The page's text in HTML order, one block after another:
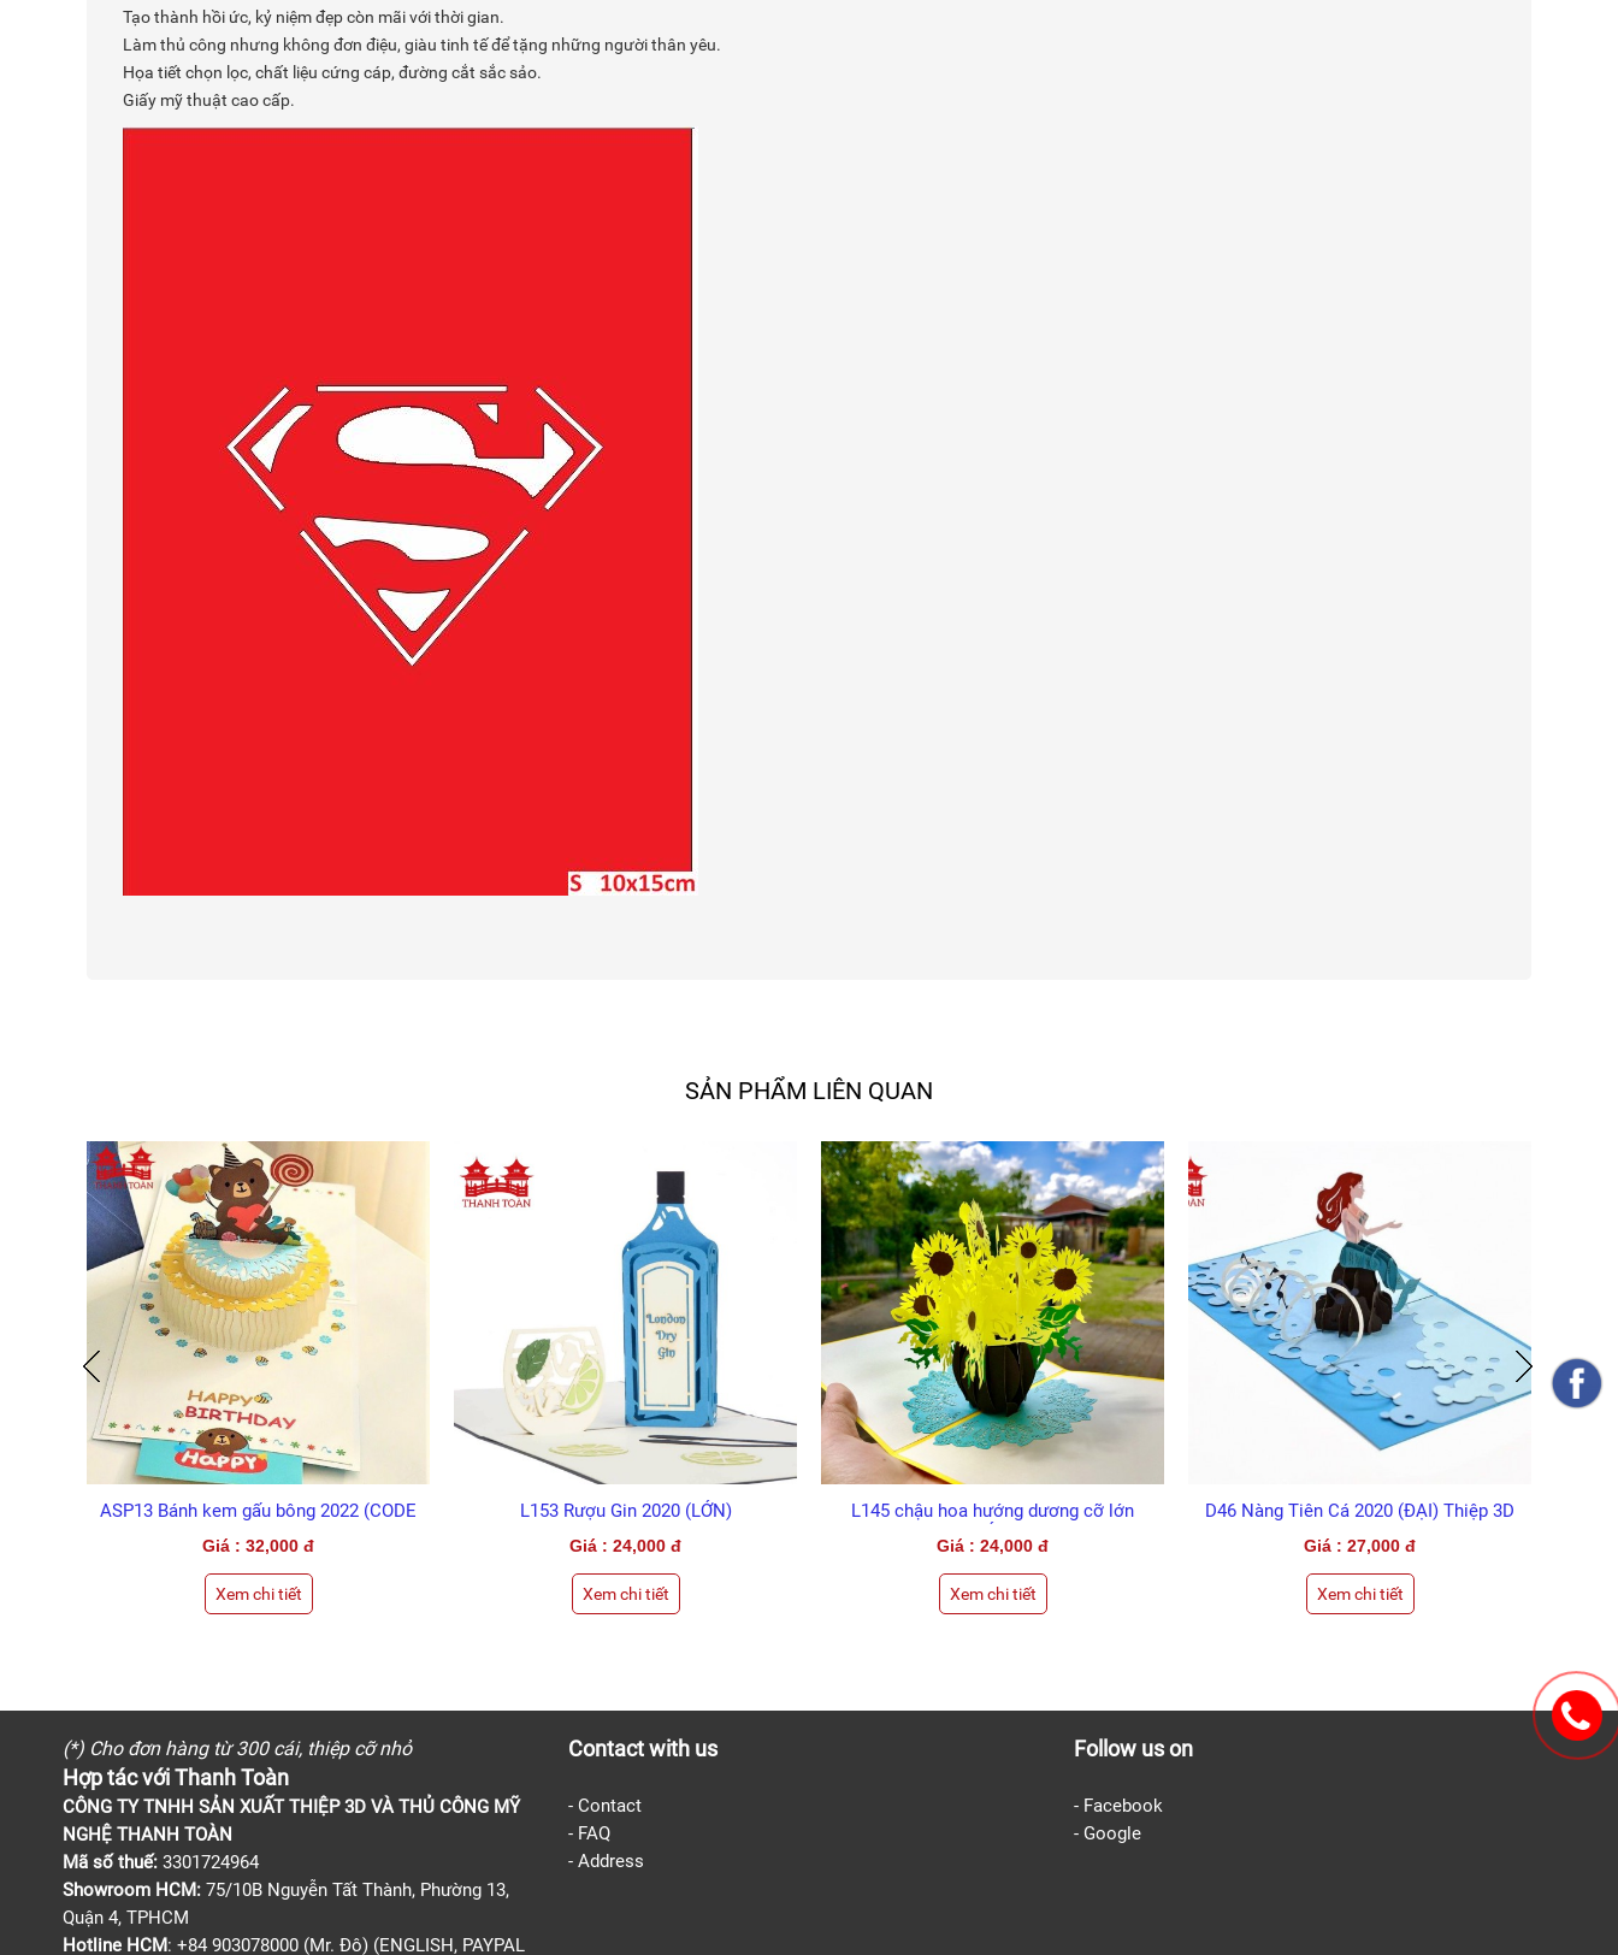
Tạo thành hồi ức, kỷ niệm đẹp còn mãi với thời gian.
Làm thủ công nhưng không đơn điệu, giàu tinh tế để tặng những người thân yêu.
Họa tiết chọn lọc, chất liệu cứng cáp, đường cắt sắc sảo.
Giấy mỹ thuật cao cấp.
SẢN PHẨM LIÊN QUAN
ASP13 Bánh kem gấu bông 2022 (CODE
Giá : 32,000 đ
Xem chi tiết
L153 Rượu Gin 2020 (LỚN)
Giá : 24,000 đ
Xem chi tiết
L145 chậu hoa hướng dương cỡ lớn
Giá : 24,000 đ
Xem chi tiết
D46 Nàng Tiên Cá 2020 (ĐẠI) Thiệp 3D
Giá : 27,000 đ
Xem chi tiết
(*) Cho đơn hàng từ 300 cái, thiệp cỡ nhỏ
Hợp tác với Thanh Toàn
CÔNG TY TNHH SẢN XUẤT THIỆP 3D VÀ THỦ CÔNG MỸ
NGHỆ THANH TOÀN
Mã số thuế: 3301724964
Showroom HCM: 75/10B Nguyễn Tất Thành, Phường 13,
Quận 4, TPHCM
Hotline HCM: +84 903078000 (Mr. Đô) (ENGLISH, PAYPAL
Contact with us
- Contact
- FAQ
- Address
Follow us on
- Facebook
- Google